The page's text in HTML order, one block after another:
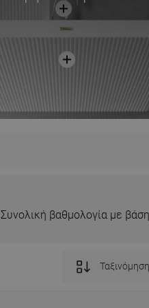
Συνολική βαθμολογία με